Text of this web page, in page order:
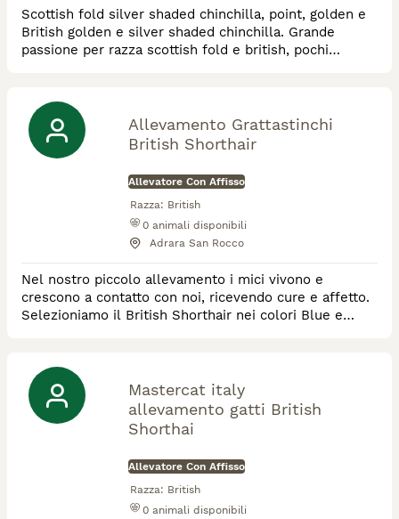
Scottish fold silver shaded chinchilla, point, golden e
British golden e silver shaded chinchilla. Grande
passione per razza scottish fold e british, pochi
Allevamento Grattastinchi
British Shorthair
Allevatore Con Affisso
Razza: British
0 animali disponibili
Adrara San Rocco
Nel nostro piccolo allevamento i mici vivono e
crescono a contatto con noi, ricevendo cure e affetto.
Selezioniamo il British Shorthair nei colori Blue e
Mastercat italy
allevamento gatti British
Shorthai
Allevatore Con Affisso
Razza: British
0 animali disponibili